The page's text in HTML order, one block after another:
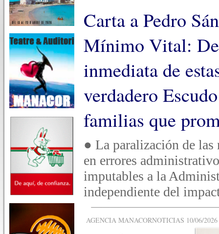
Carta a Pedro
Mínimo Vital:
inmediata de
verdadero
familias que
● La paralización de las
en errores
imputables a la
independiente del
AGENCIA MANACORNOTICIAS 10/06/